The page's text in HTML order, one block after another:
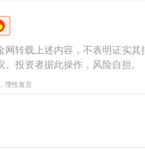
网转载上述内容，不表明证实
。投资者据此操作，风险自担。
理性发言